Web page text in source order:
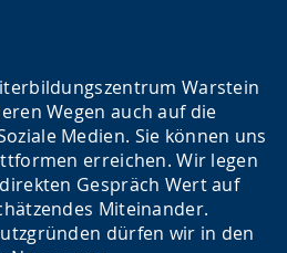
Warstein
Wegen auch auf die
Medien. Sie können uns
erreichen. Wir legen
Gespräch Wert auf
Miteinander.
dürfen wir in den